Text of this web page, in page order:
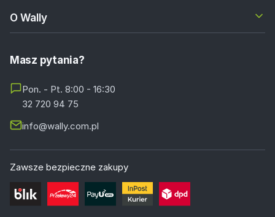
O Wally
Masz pytania?
Pon. - Pt. 8:00 - 16:30
32 720 94 75
info@wally.com.pl
Zawsze bezpieczne zakupy